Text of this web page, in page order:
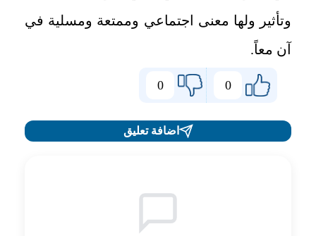
وتأثير ولها معنى اجتماعي وممتعة ومسلية في
آن معاً.
0
0
اضافة تعليق